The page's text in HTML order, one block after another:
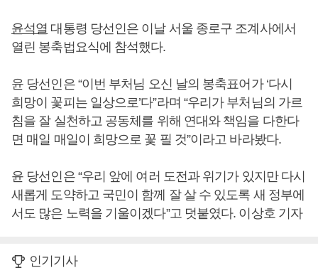
윤석열 대통령 당선인은 이날 서울 종로구 조계사에서
열린 봉축법요식에 참석했다.
윤 당선인은 “이번 부처님 오신 날의 봉축표어가 ‘다시
희망이 꽃피는 일상으로’다”라며 “우리가 부처님의 가르
침을 잘 실천하고 공동체를 위해 연대와 책임을 다한다
면 매일 매일이 희망으로 꽃 필 것”이라고 바라봤다.
윤 당선인은 “우리 앞에 여러 도전과 위기가 있지만 다시
새롭게 도약하고 국민이 함께 잘 살 수 있도록 새 정부에
서도 많은 노력을 기울이겠다”고 덧붙였다. 이상호 기자
인기기사